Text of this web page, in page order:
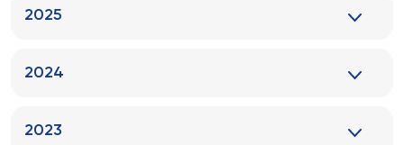
2025
2024
2023